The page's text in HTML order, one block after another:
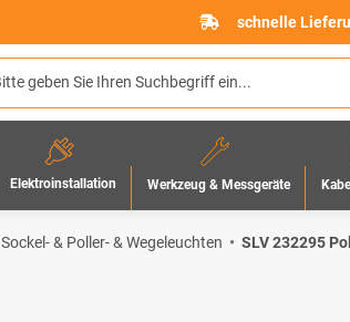
schnelle
Elektroinstallation Werkzeug & Messgeräte
Sockel- & Poller- & Wegeleuchten SLV 232295